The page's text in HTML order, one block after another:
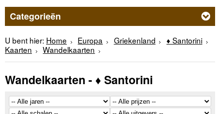
Categorieën
U bent hier: Home Europa Griekenland
♦ Santorini
Kaarten
Wandelkaarten
Wandelkaarten - ♦ Santorini